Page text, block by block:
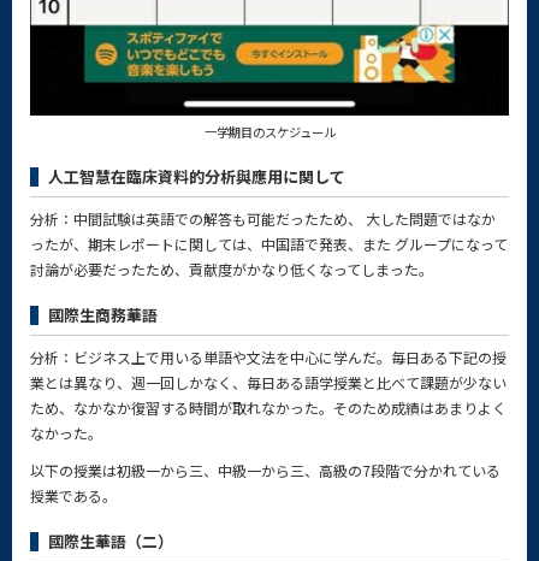
一学期目のスケジュール
人工智慧在臨床資料的分析與應用に関して
分析：中間試験は英語での解答も可能だったため、 大した問題ではなか
ったが、期末レポートに関しては、中国語で発表、また グループになって
討論が必要だったため、貢献度がかなり低くなってしまった。
國際生商務華語
分析：ビジネス上で用いる単語や文法を中心に学んだ。毎日ある下記の授
業とは異なり、週一回しかなく、毎日ある語学授業と比べて課題が少ない
ため、なかなか復習する時間が取れなかった。そのため成績はあまりよく
なかった。
以下の授業は初級一から三、中級一から三、高級の7段階で分かれている
授業である。
國際生華語（二）